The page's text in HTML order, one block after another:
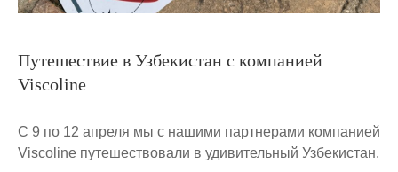
Путешествие в Узбекистан с компанией
Viscoline
С 9 по 12 апреля мы с нашими партнерами компанией
Viscoline путешествовали в удивительный Узбекистан.